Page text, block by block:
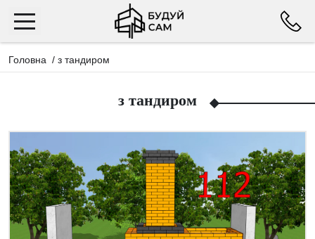
Головна / з тандиром
з тандиром